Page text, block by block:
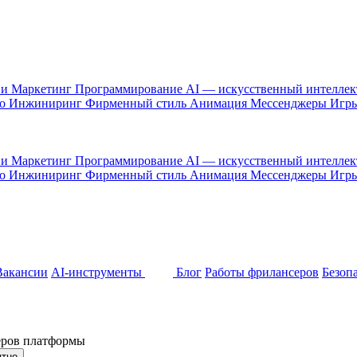
Маркетинг Программирование AI — искусственный
Инжиниринг Фирменный стиль Анимация Мессенджеры
Маркетинг Программирование AI — искусственный
Инжиниринг Фирменный стиль Анимация Мессенджеры
AI-инструменты Блог Работы фрилансеров
платформы